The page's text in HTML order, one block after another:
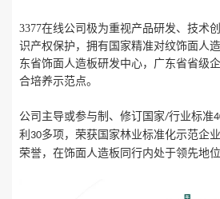
3377在线公司极为重视产品研发、技术
识产权保护，拥有国家精准对纹饰面人
东省饰面人造板研发中心，广东省省级
合培养示范点。
公司主导或参与制、修订国家/行业标准
利 30多项，荣获国家林业标准化示范企
荣誉，在饰面人造板同行内处于领先地位